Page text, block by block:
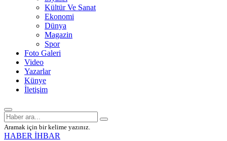
Kültür Ve Sanat
Ekonomi
Dünya
Magazin
Spor
Foto Galeri
Video
Yazarlar
Künye
İletişim
Aramak için bir kelime yazınız.
HABER İHBAR